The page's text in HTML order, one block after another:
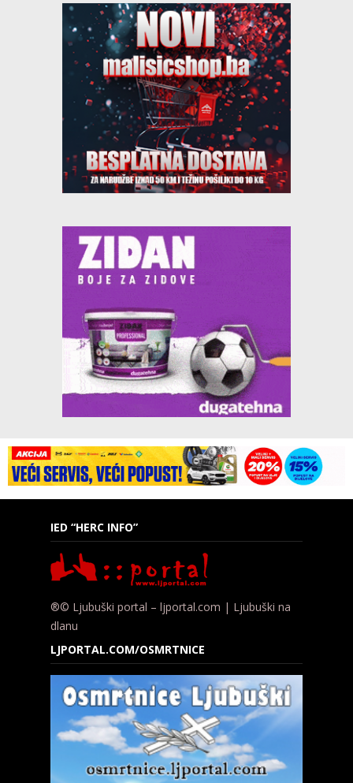
IED “HERC INFO”
®© Ljubuški portal – ljportal.com | Ljubuški na
dlanu
LJPORTAL.COM/OSMRTNICE